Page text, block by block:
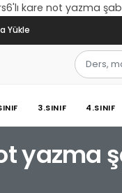
kare not yazma
Yükle
3.SINIF 4.SINIF
yazma